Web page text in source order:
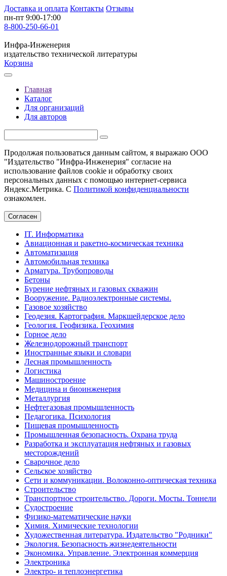
Доставка и оплата Контакты Отзывы
пн-пт 9:00-17:00
8-800-250-66-01
Инфра-Инженерия
издательство технической литературы
Корзина
Главная
Каталог
Для организаций
Для авторов
Продолжая пользоваться данным сайтом, я выражаю ООО
"Издательство "Инфра-Инженерия" согласие на
использование файлов cookie и обработку своих
персональных данных с помощью интернет-сервиса
Яндекс.Метрика. С Политикой конфиденциальности
ознакомлен.
Согласен
IT. Информатика
Авиационная и ракетно-космическая техника
Автоматизация
Автомобильная техника
Арматура. Трубопроводы
Бетоны
Бурение нефтяных и газовых скважин
Вооружение. Радиоэлектронные системы.
Газовое хозяйство
Геодезия. Картография. Маркшейдерское дело
Геология. Геофизика. Геохимия
Горное дело
Железнодорожный транспорт
Иностранные языки и словари
Лесная промышленность
Логистика
Машиностроение
Медицина и биоинженерия
Металлургия
Нефтегазовая промышленность
Педагогика. Психология
Пищевая промышленность
Промышленная безопасность. Охрана труда
Разработка и эксплуатация нефтяных и газовых
месторождений
Сварочное дело
Сельское хозяйство
Сети и коммуникации. Волоконно-оптическая техника
Строительство
Транспортное строительство. Дороги. Мосты. Тоннели
Судостроение
Физико-математические науки
Химия. Химические технологии
Художественная литература. Издательство "Родники"
Экология. Безопасность жизнедеятельности
Экономика. Управление. Электронная коммерция
Электроника
Электро- и теплоэнергетика